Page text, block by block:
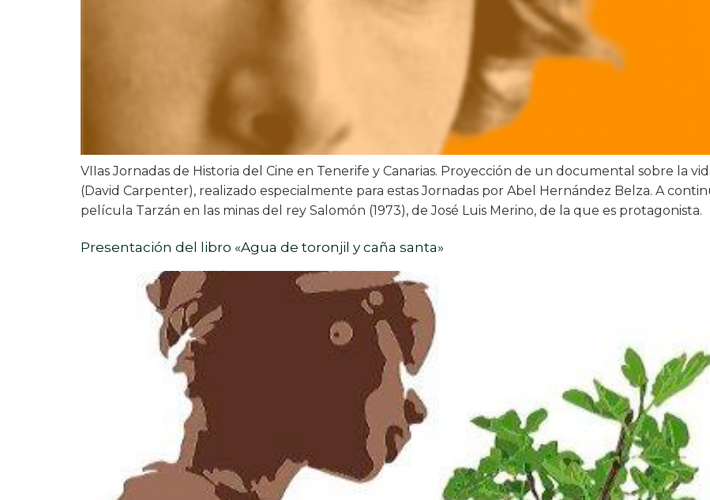
VIIas Jornadas de Historia del Cine en Tenerife y Canarias. Proyección de un documental sobre la
(David Carpenter), realizado especialmente para estas Jornadas por Abel Hernández Belza. A
película Tarzán en las minas del rey Salomón (1973), de José Luis Merino, de la que es protagonista.
Presentación del libro «Agua de toronjil y caña santa»